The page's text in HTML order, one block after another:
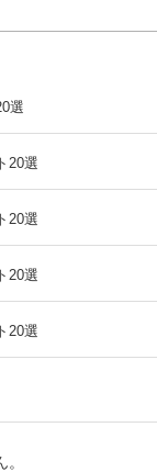
選
20選
20選
20選
20選